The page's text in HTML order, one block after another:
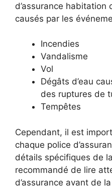
d’assurance habitation
causés par les
Incendies
Vandalisme
Vol
Dégâts d’eau
des ruptures de
Tempêtes
Cependant, il est
chaque police
détails spécifiques de
recommandé de lire
d’assurance avant de